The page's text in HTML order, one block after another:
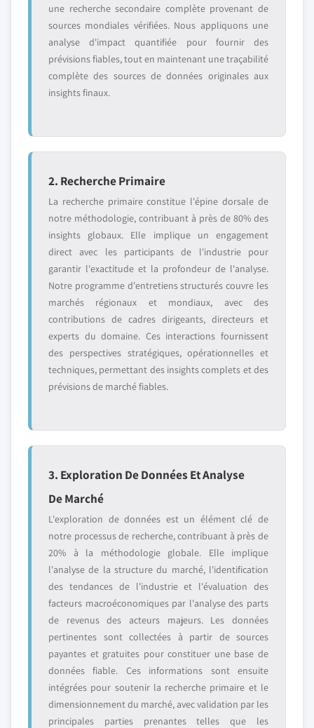
une recherche secondaire complète provenant de
sources mondiales vérifiées. Nous appliquons une
analyse d'impact quantifiée pour fournir des
prévisions fiables, tout en maintenant une traçabilité
complète des sources de données originales aux
insights finaux.
2. Recherche Primaire
La recherche primaire constitue l'épine dorsale de
notre méthodologie, contribuant à près de 80% des
insights globaux. Elle implique un engagement
direct avec les participants de l'industrie pour
garantir l'exactitude et la profondeur de l'analyse.
Notre programme d'entretiens structurés couvre les
marchés régionaux et mondiaux, avec des
contributions de cadres dirigeants, directeurs et
experts du domaine. Ces interactions fournissent
des perspectives stratégiques, opérationnelles et
techniques, permettant des insights complets et des
prévisions de marché fiables.
3. Exploration De Données Et Analyse
De Marché
L'exploration de données est un élément clé de
notre processus de recherche, contribuant à près de
20% à la méthodologie globale. Elle implique
l'analyse de la structure du marché, l'identification
des tendances de l'industrie et l'évaluation des
facteurs macroéconomiques par l'analyse des parts
de revenus des acteurs majeurs. Les données
pertinentes sont collectées à partir de sources
payantes et gratuites pour constituer une base de
données fiable. Ces informations sont ensuite
intégrées pour soutenir la recherche primaire et le
dimensionnement du marché, avec validation par les
principales parties prenantes telles que les